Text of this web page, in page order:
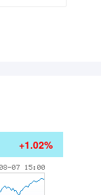
+1.02%